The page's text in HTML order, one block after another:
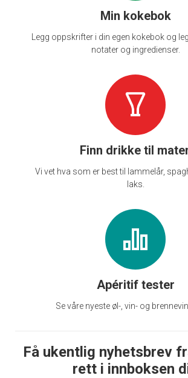
Min kokebok
Legg oppskrifter i din egen kokebok og
notater og ingredienser.
Finn drikke til
Vi vet hva som er best til lammelår,
laks.
Apéritif tester
Se våre nyeste øl-, vin- og
Få ukentlig nyhetsbrev
rett i innboksen